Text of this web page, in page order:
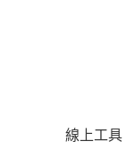
線上工具